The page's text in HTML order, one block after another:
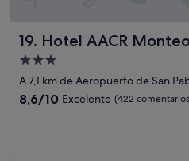
c
n
s
a
19. Hotel AACR
Hotel AACR Monteolivos
Alojamiento
de
3.0 estrellas
A 7,1 km de Aeropuerto de San
8.6
8,6/10 Excelente (422